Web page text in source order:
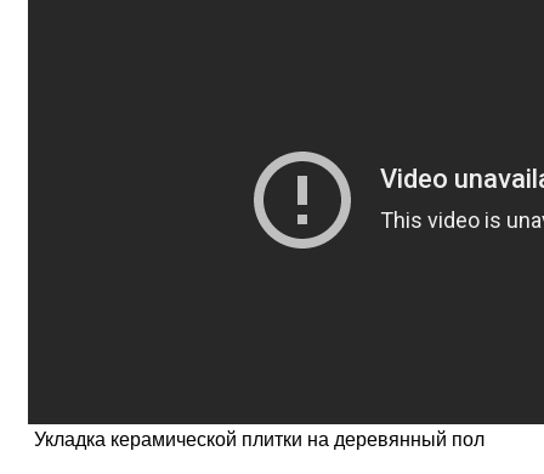
Укладка керамической плитки на деревянный пол